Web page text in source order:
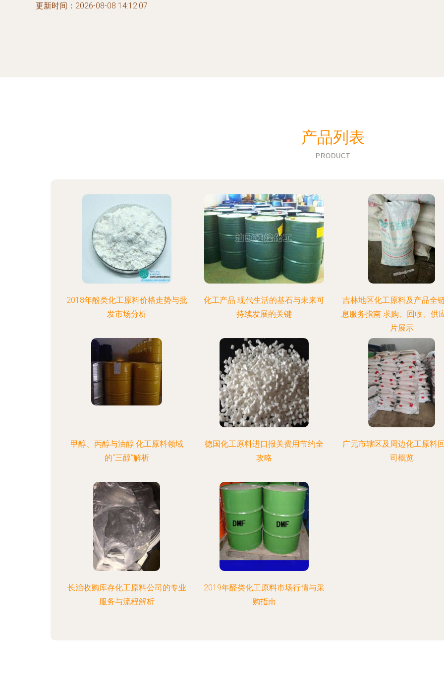
更新时间：2026-08-08 14:12:07
产品列表
PRODUCT
2018年酚类化工原料价格走势与批
发市场分析
化工产品 现代生活的基石与未来可
持续发展的关键
吉林地区化工原料及产品全
息服务指南 求购、回收、供
片展示
甲醇、丙醇与油醇 化工原料领域
的“三醇”解析
德国化工原料进口报关费用节约全
攻略
广元市辖区及周边化工原料
司概览
长治收购库存化工原料公司的专业
服务与流程解析
2019年醛类化工原料市场行情与采
购指南